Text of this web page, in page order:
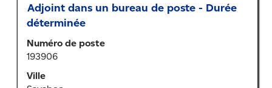
Titre
Adjoint dans un bureau de poste - Durée
déterminée
Numéro de poste
193906
Ville
Sélectionner
au
de
la
barre